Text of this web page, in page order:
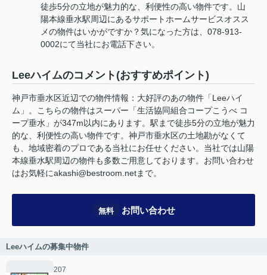
徒歩5分の立地が魅力的な、利便性の高い物件です。山
陽本線垂水駅周辺にあるサポートホームサービスオスス
メの物件はいかがですか？気になった方は、078-913-
0002にて当社にお電話下さい。
Leeハイムのコメント(おすすめポイント)
神戸市垂水区近辺での物件情報：大好評のあの物件「Leeハイ
ム」。こちらの物件はスーパー「生活協同組合コープこうべ コ
ープ垂水」が347m以内にあります。駅まで徒歩5分の立地が魅力
的な、利便性の高い物件です。神戸市垂水区の土地勘がなくて
も、地域密着のプロである当社にお任せください。当社では山陽
本線垂水駅周辺の物件も多数ご用意しております。お問い合わせ
はお気軽にakashi@bestroom.netまで。
無料 お問い合わせ
Leeハイムの募集中物件
207